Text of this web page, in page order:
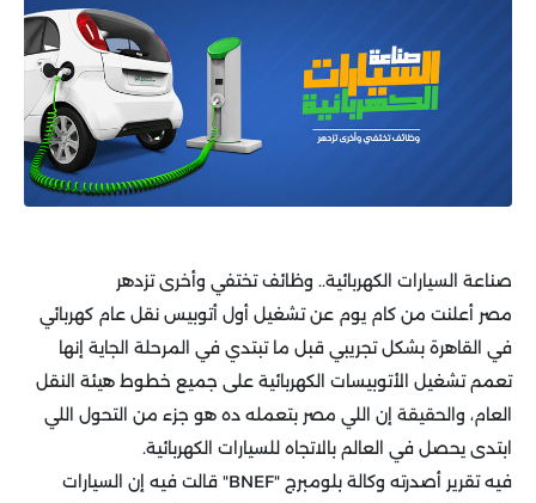
صناعة السيارات الكهربائية.. وظائف تختفي وأخرى تزدهر
مصر أعلنت من كام يوم عن تشغيل أول أتوبيس نقل عام كهربائي
في القاهرة بشكل تجريبي قبل ما تبتدي في المرحلة الجاية إنها
تعمم تشغيل الأتوبيسات الكهربائية على جميع خطوط هيئة النقل
العام، والحقيقة إن اللي مصر بتعمله ده هو جزء من التحول اللي
ابتدى يحصل في العالم بالاتجاه للسيارات الكهربائية.
فيه تقرير أصدرته وكالة بلومبرج "BNEF" قالت فيه إن السيارات